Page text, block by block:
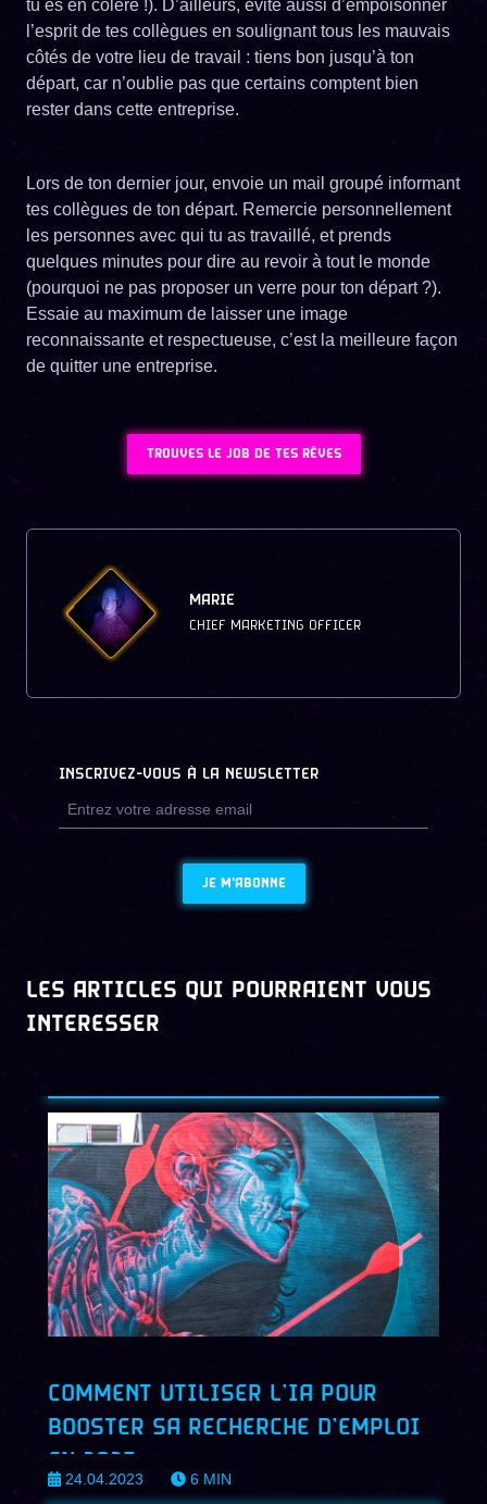
tu es en colère !). D’ailleurs, évite aussi d’empoisonner
l’esprit de tes collègues en soulignant tous les mauvais
côtés de votre lieu de travail : tiens bon jusqu’à ton
départ, car n’oublie pas que certains comptent bien
rester dans cette entreprise.
Lors de ton dernier jour, envoie un mail groupé informant
tes collègues de ton départ. Remercie personnellement
les personnes avec qui tu as travaillé, et prends
quelques minutes pour dire au revoir à tout le monde
(pourquoi ne pas proposer un verre pour ton départ ?).
Essaie au maximum de laisser une image
reconnaissante et respectueuse, c’est la meilleure façon
de quitter une entreprise.
TROUVES LE JOB DE TES RÊVES
MARIE
CHIEF MARKETING OFFICER
INSCRIVEZ-VOUS À LA NEWSLETTER
JE M'ABONNE
LES ARTICLES QUI POURRAIENT VOUS
INTERESSER
COMMENT UTILISER L’IA POUR
BOOSTER SA RECHERCHE D’EMPLOI
EN 2023
24.04.2023 6 MIN